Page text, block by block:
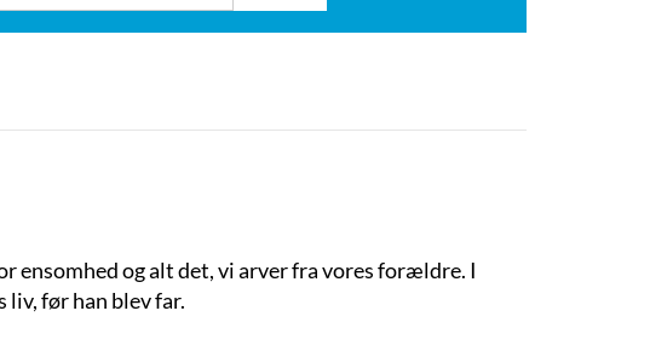
ensomhed og alt det, vi arver fra vores forældre. I
liv, før han blev far.